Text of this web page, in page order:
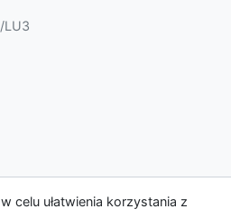
celu ułatwienia korzystania z
LU3